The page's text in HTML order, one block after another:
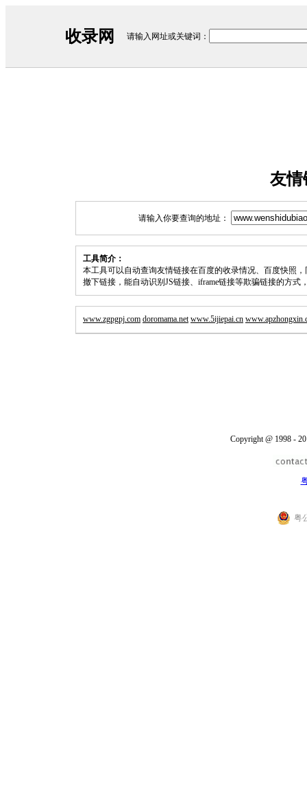
收录网 请输入网址或关键词：
友情
请输入你要查询的地址：
工具简介：
本工具可以自动查询友情链接在百度的收录情况、百度快照
撤下链接，能自动识别JS链接、iframe链接等欺骗链接的方式
www.zgpgpj.com doromama.net www.5ijiepai.cn
Copyright @ 1998 -
粤